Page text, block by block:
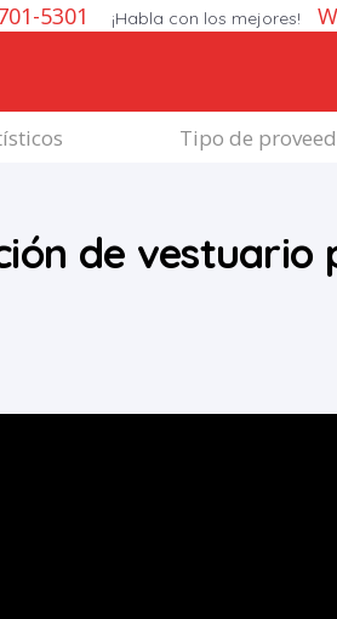
5301 ¡Habla con los mejores!
Tipo de
de